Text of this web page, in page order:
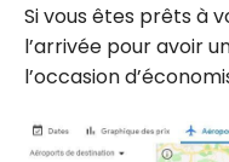
Si vous êtes prêts à
l’arrivée pour avoir
l’occasion